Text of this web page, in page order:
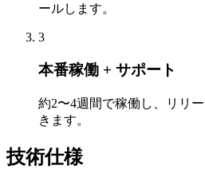
ールします。
3
本番稼働 + サポート
約2〜4週間で稼働し、リリ
きます。
技術仕様